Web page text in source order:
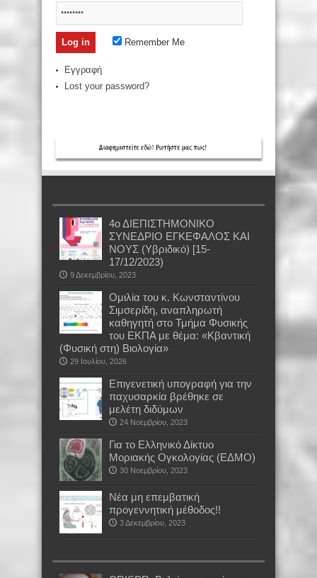
Remember Me
Εγγραφή
Lost your password?
4ο ΔΙΕΠΙΣΤΗΜΟΝΙΚΟ
ΣΥΝΕΔΡΙΟ ΕΓΚΕΦΑΛΟΣ ΚΑΙ
ΝΟΥΣ (Υβριδικό) [15-
17/12/2023)
9 Δεκεμβρίου, 2023
Oμιλία του κ. Κωνσταντίνου
Σιμσερίδη, αναπληρωτή
καθηγητή στο Τμήμα Φυσικής
του ΕΚΠΑ με θέμα: «Κβαντική
(Φυσική στη) Βιολογία»
29 Ιουλίου, 2026
Επιγενετική υπογραφή για την
παχυσαρκία βρέθηκε σε
μελέτη διδύμων
24 Νοεμβρίου, 2023
Για το Ελληνικό Δίκτυο
Μοριακής Ογκολογίας (ΕΔΜΟ)
30 Νοεμβρίου, 2023
Νέα μη επεμβατική
προγεννητική μέθοδος!!
3 Δεκεμβρίου, 2023